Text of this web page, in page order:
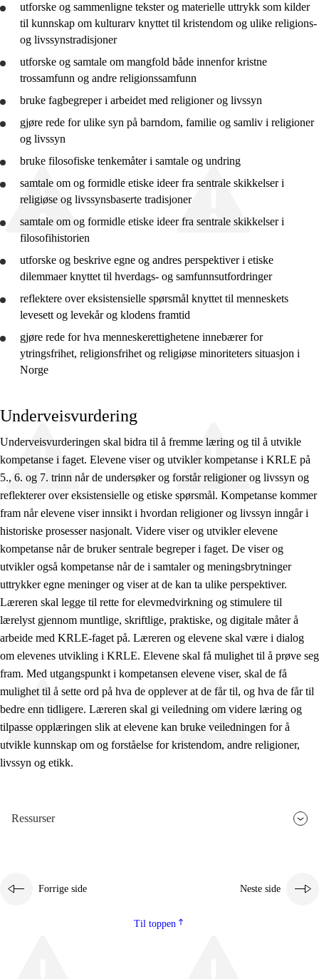
10. trinn
utforske og sammenligne tekster og materielle uttrykk som kilder
til kunnskap om kulturarv knyttet til kristendom og ulike religions-
og livssynstradisjoner
utforske og samtale om mangfold både innenfor kristne
trossamfunn og andre religionssamfunn
bruke fagbegreper i arbeidet med religioner og livssyn
gjøre rede forulike syn på barndom, familie og samliv i religioner
og livssyn
bruke filosofiske tenkemåter i samtale og undring
samtale om og formidle etiske ideer fra sentrale skikkelser i
religiøse og livssynsbaserte tradisjoner
samtale om og formidle etiske ideer fra sentrale skikkelser i
filosofihistorien
utforske og beskrive egne og andres perspektiver i etiske
dilemmaer knyttet til hverdags- og samfunnsutfordringer
reflektere over eksistensielle spørsmål knyttet til menneskets
levesett og levekår og klodens framtid
gjøre rede forhva menneskerettighetene innebærer for
ytringsfrihet, religionsfrihet og religiøse minoriteters situasjon i
Norge
Underveisvurdering
Underveisvurderingen skal bidra til å fremme læring og til å utvikle
kompetanse i faget. Elevene viser og utvikler kompetanse i KRLE på
5., 6. og 7. trinn når de undersøker og forstår religioner og livssyn og
reflekterer over eksistensielle og etiske spørsmål. Kompetanse kommer
fram når elevene viser innsikt i hvordan religioner og livssyn inngår i
historiske prosesser nasjonalt. Videre viser og utvikler elevene
kompetanse når de bruker sentrale begreper i faget. De viser og
utvikler også kompetanse når de i samtaler og meningsbrytninger
uttrykker egne meninger og viser at de kan ta ulike perspektiver.
Læreren skal legge til rette for elevmedvirkning og stimulere til
lærelyst gjennom muntlige, skriftlige, praktiske, og digitale måter å
arbeide med KRLE-faget på. Læreren og elevene skal være i dialog
om elevenes utvikling i KRLE. Elevene skal få mulighet til å prøve seg
fram. Med utgangspunkt i kompetansen elevene viser, skal de få
mulighet til å sette ord på hva de opplever at de får til, og hva de får til
bedre enn tidligere. Læreren skal gi veiledning om videre læring og
tilpasse opplæringen slik at elevene kan bruke veiledningen for å
utvikle kunnskap om og forståelse for kristendom, andre religioner,
livssyn og etikk.
Ressurser
Forrige side Neste side
Til toppen